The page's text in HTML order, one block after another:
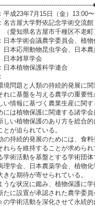
23年7月15日（金）13:00〜
屋大学野依記念学術交流館
古屋市千種区不老町
学術会議農学委員会、植物保
昆虫学会、日本農薬学
学会
植物保護科学連合
と人類の持続的発展に関連
基盤を与える農学の重要性
報に基づく農業生産に関する
植物保護に関連する諸学会
植物保護のあり方を総合的
迫られている。
続的発展のためには、食料
を維持することが求められ
活動を基盤とする学術団体
会、日本農薬学会、植物化
期待が寄せられている。
況に鑑み、植物保護に学術
設置が承認された農学委員
術活動を深化させて永続的